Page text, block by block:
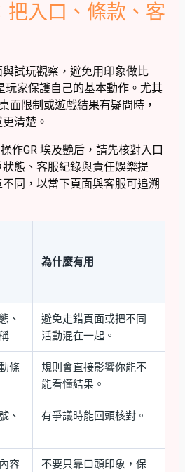
把入口、條款、客
試玩觀察，避免用印象做比
玩家保護自己的基本動作。尤其
面限制或遊戲結果有疑問時，
清楚。
作GR 埃及艷后，請先核對入口
態、客服紀錄與責任娛樂提
同，以當下頁面與客服可追溯
為什麼有用
、
避免走錯頁面或把不同
活動混在一起。
條
規則會直接影響你能不
能看懂結果。
、
有爭議時能回頭核對。
容
不要只靠口頭印象，保